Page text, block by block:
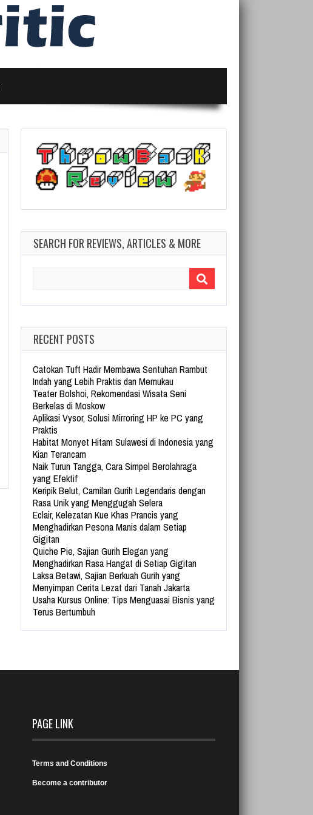
SEARCH FOR REVIEWS, ARTICLES & MORE
RECENT POSTS
Catokan Tuft Hadir Membawa Sentuhan Rambut
Indah yang Lebih Praktis dan Memukau
Teater Bolshoi, Rekomendasi Wisata Seni
Berkelas di Moskow
Aplikasi Vysor, Solusi Mirroring HP ke PC yang
Praktis
Habitat Monyet Hitam Sulawesi di Indonesia yang
Kian Terancam
Naik Turun Tangga, Cara Simpel Berolahraga
yang Efektif
Keripik Belut, Camilan Gurih Legendaris dengan
Rasa Unik yang Menggugah Selera
Eclair, Kelezatan Kue Khas Prancis yang
Menghadirkan Pesona Manis dalam Setiap
Gigitan
Quiche Pie, Sajian Gurih Elegan yang
Menghadirkan Rasa Hangat di Setiap Gigitan
Laksa Betawi, Sajian Berkuah Gurih yang
Menyimpan Cerita Lezat dari Tanah Jakarta
Usaha Kursus Online: Tips Menguasai Bisnis yang
Terus Bertumbuh
PAGE LINK
Terms and Conditions
Become a contributor